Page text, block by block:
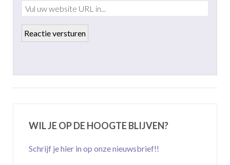
WIL JE OP DE HOOGTE BLIJVEN?
Schrijf je hier in op onze nieuwsbrief!!